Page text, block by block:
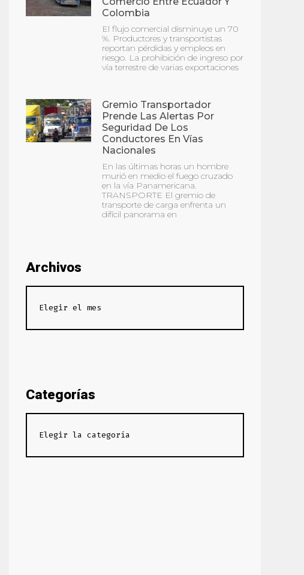
Colombia
El flujo comercial disminuye un 70
%. Productores y transportistas
reportan pérdidas y empleos en
riesgo. La prohibición de ingreso por
vía terrestre de varias exportaciones
Gremio Transportador
Prende Las Alertas Por
Seguridad De Los
Conductores En Vías
Nacionales
En las últimas horas un hombre
murió en medio el fuego cruzado
en la vía Panamericana.
TRANSPORTE El gremio de
transporte de carga enfrenta un
difícil panorama en
Archivos
Categorías